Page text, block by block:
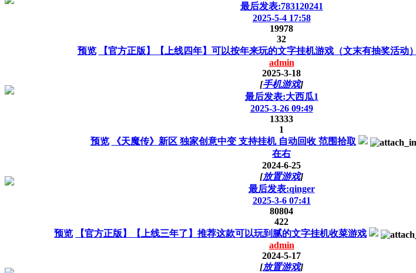
最后发表:783120241
2025-5-4 17:58
19978
32
预览
【官方正版】【上线四年】可以按年来玩的文字挂机游戏（文末有抽奖活动）
admin
2025-3-18
[手机游戏]
最后发表:大西瓜1
2025-3-26 09:49
13333
1
预览
《天魔传》新区 独家创意中变 支持挂机 自动回收 范围拾取
在右
2024-6-25
[放置游戏]
最后发表:qinger
2025-3-6 07:41
80804
422
预览
【官方正版】【上线三年了】推荐这款可以玩到腻的文字挂机收菜游戏
admin
2024-5-17
[放置游戏]